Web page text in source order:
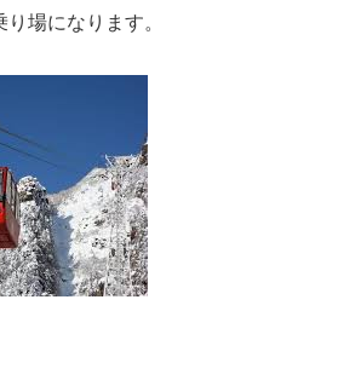
場になります。